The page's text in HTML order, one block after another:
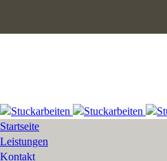
Startseite
Leistungen
Kontakt